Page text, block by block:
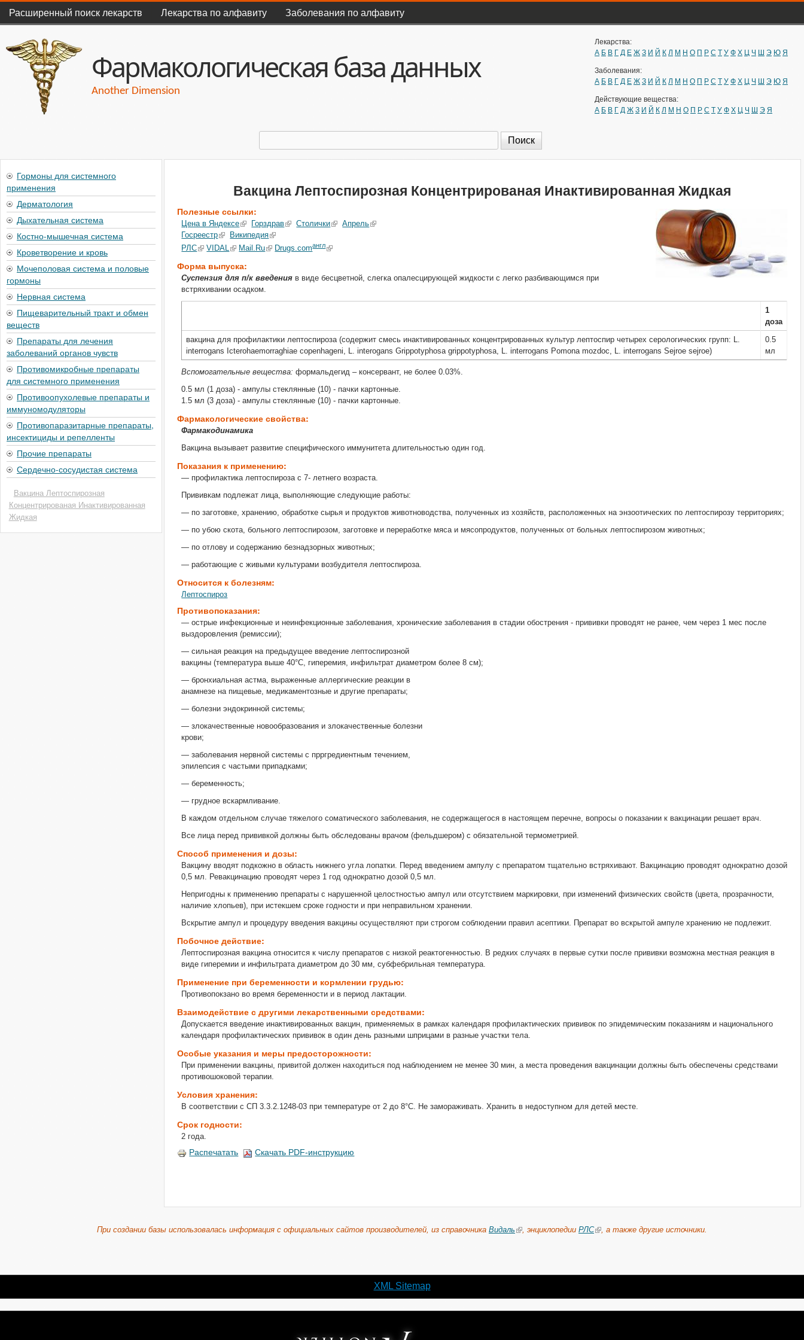
Перейти к основному
содержанию
Главное меню
Расширенный поиск лекарств Лекарства по алфавиту Заболевания по алфавиту
Фармакологическая база данных
Another Dimension
Лекарства:
А Б В Г Д Е Ж З И Й К Л М Н О П Р С Т У Ф Х Ц Ч Ш Э Ю Я
Заболевания:
А Б В Г Д Е Ж З И Й К Л М Н О П Р С Т У Ф Х Ц Ч Ш Э Ю Я
Действующие вещества:
А Б В Г Д Ж З И Й К Л М Н О П Р С Т У Ф Х Ц Ч Ш Э Я
Вакцина Лептоспирозная Концентрированая Инактивированная Жидкая
Полезные ссылки:
Цена в Яндексе Горздрав Столички
Апрель
Госреестр
Википедия
РЛС
VIDAL Mail.Ru Drugs.comангл
Форма выпуска:
Суспензия для п/к введения в виде бесцветной, слегка опалесцирующей жидкости с легко разбивающимся при
встряхивании осадком.
1
доза
вакцина для профилактики лептоспироза (содержит смесь инактивированных концентрированных культур лептоспир четырех серологических групп: L.
interrogans Icterohaemorraghiae copenhageni, L. interogans Grippotyphosa grippotyphosa, L. interrogans Pomona mozdoc, L. interrogans Sejroe sejroe)
0.5
мл
Вспомогательные вещества:формальдегид – консервант, не более 0.03%.
0.5 мл (1 доза) - ампулы стеклянные (10) - пачки картонные.
1.5 мл (3 доза) - ампулы стеклянные (10) - пачки картонные.
Фармакологические свойства:
Фармакодинамика
Вакцина вызывает развитие специфического иммунитета длительностью один год.
Показания к применению:
— профилактика лептоспироза с 7- летнего возраста.
Прививкам подлежат лица, выполняющие следующие работы:
— по заготовке, хранению, обработке сырья и продуктов животноводства, полученных из хозяйств, расположенных на энзоотических по лептоспирозу территориях;
— по убою скота, больного лептоспирозом, заготовке и переработке мяса и мясопродуктов, полученных от больных лептоспирозом животных;
— по отлову и содержанию безнадзорных животных;
— работающие с живыми культурами возбудителя лептоспироза.
Относится к болезням:
Лептоспироз
Противопоказания:
— острые инфекционные и неинфекционные заболевания, хронические заболевания в стадии обострения - прививки проводят не ранее, чем через 1 мес после
выздоровления (ремиссии);
— сильная реакция на предыдущее введение лептоспирозной
вакцины (температура выше 40°С, гиперемия, инфильтрат диаметром более 8 см);
— бронхиальная астма, выраженные аллергические реакции в
анамнезе на пищевые, медикаментозные и другие препараты;
— болезни эндокринной системы;
— злокачественные новообразования и злокачественные болезни
крови;
— заболевания нервной системы с прргредиентным течением,
эпилепсия с частыми припадками;
— беременность;
— грудное вскармливание.
В каждом отдельном случае тяжелого соматического заболевания, не содержащегося в настоящем перечне, вопросы о показании к вакцинации решает врач.
Все лица перед прививкой должны быть обследованы врачом (фельдшером) с обязательной термометрией.
Способ применения и дозы:
Вакцину вводят подкожно в область нижнего угла лопатки. Перед введением ампулу с препаратом тщательно встряхивают. Вакцинацию проводят однократно дозой
0,5 мл. Ревакцинацию проводят через 1 год однократно дозой 0,5 мл.
Непригодны к применению препараты с нарушенной целостностью ампул или отсутствием маркировки, при изменений физических свойств (цвета, прозрачности,
наличие хлопьев), при истекшем сроке годности и при неправильном хранении.
Вскрытие ампул и процедуру введения вакцины осуществляют при строгом соблюдении правил асептики. Препарат во вскрытой ампуле хранению не подлежит.
Побочное действие:
Лептоспирозная вакцина относится к числу препаратов с низкой реактогенностью. В редких случаях в первые сутки после прививки возможна местная реакция в
виде гиперемии и инфильтрата диаметром до 30 мм, субфебрильная температура.
Применение при беременности и кормлении грудью:
Противопокзано во время беременности и в период лактации.
Взаимодействие с другими лекарственными средствами:
Допускается введение инактивированных вакцин, применяемых в рамках календаря профилактических прививок по эпидемическим показаниям и национального
календаря профилактических прививок в один день разными шприцами в разные участки тела.
Особые указания и меры предосторожности:
При применении вакцины, привитой должен находиться под наблюдением не менее 30 мин, а места проведения вакцинации должны быть обеспечены средствами
противошоковой терапии.
Условия хранения:
В соответствии с СП 3.3.2.1248-03 при температуре от 2 до 8°С. Не замораживать. Хранить в недоступном для детей месте.
Срок годности:
2 года.
Распечатать Скачать PDF-инструкцию
Гормоны для системного
применения
Дерматология
Дыхательная система
Костно-мышечная система
Кроветворение и кровь
Мочеполовая система и половые
гормоны
Нервная система
Пищеварительный тракт и обмен
веществ
Препараты для лечения
заболеваний органов чувств
Противомикробные препараты
для системного применения
Противоопухолевые препараты и
иммуномодуляторы
Противопаразитарные препараты,
инсектициды и репелленты
Прочие препараты
Сердечно-сосудистая система
Вакцина Лептоспирозная
Концентрированая Инактивированная
Жидкая
При создании базы использовалась информация с официальных сайтов производителей, из справочника Видаль , энциклопедии РЛС , а также другие источники.
XML Sitemap